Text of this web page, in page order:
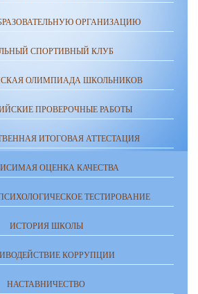
ОРГАНИЗАЦИЮ
СПОРТИВНЫЙ КЛУБ
ОЛИМПИАДА ШКОЛЬНИКОВ
ПРОВЕРОЧНЫЕ РАБОТЫ
ИТОГОВАЯ АТТЕСТАЦИЯ
ОЦЕНКА КАЧЕСТВА
ТЕСТИРОВАНИЕ
ИСТОРИЯ ШКОЛЫ
КОРРУПЦИИ
НАСТАВНИЧЕСТВО